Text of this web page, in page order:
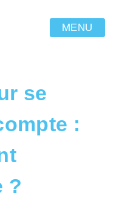
MENU
se
:
?